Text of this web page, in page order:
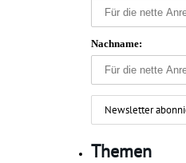
Nachname:
Themen